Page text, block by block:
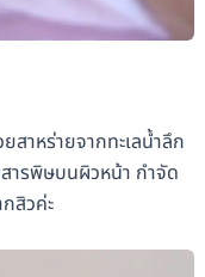
าหร่ายจากทะเลน้ำลึก
ารพิษบนผิวหน้า กำจัด
สิวค่ะ